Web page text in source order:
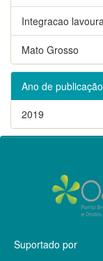
Integracao
Mato Grosso
Ano de publicação
2019
Suportado por